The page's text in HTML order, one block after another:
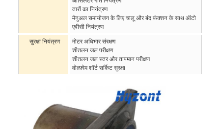
तारों का नियंत्रण
मैनुअल समायोजन के लिए चालू और बंद फ़ंक्शन के साथ ऑटो
एवीसी नियंत्रण
सुरक्षा नियंत्रण
मोटर अधिभार संरक्षण
शीतलन जल परीक्षण
शीतलन जल स्तर और तापमान परीक्षण
वोल्फ़्रेम शॉर्ट सर्किट सुरक्षा